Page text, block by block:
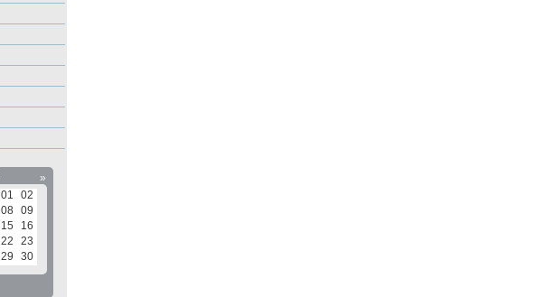
»
01
02
08
09
15
16
22
23
29
30